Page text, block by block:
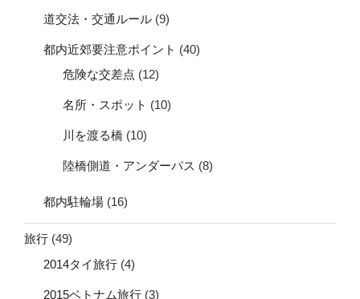
道交法・交通ルール (9)
都内近郊要注意ポイント (40)
危険な交差点 (12)
名所・スポット (10)
川を渡る橋 (10)
陸橋側道・アンダーパス (8)
都内駐輪場 (16)
旅行 (49)
2014タイ旅行 (4)
2015ベトナム旅行 (3)